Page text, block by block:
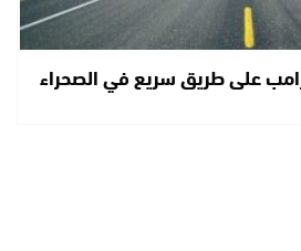
على طريق سريع في الصحراء